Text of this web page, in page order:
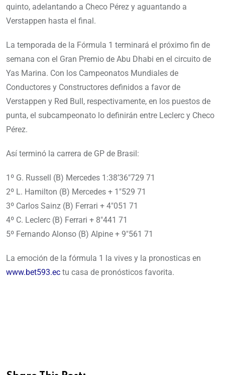
quinto, adelantando a Checo Pérez y aguantando a
Verstappen hasta el final.
La temporada de la Fórmula 1 terminará el próximo fin de
semana con el Gran Premio de Abu Dhabi en el circuito de
Yas Marina. Con los Campeonatos Mundiales de
Conductores y Constructores definidos a favor de
Verstappen y Red Bull, respectivamente, en los puestos de
punta, el subcampeonato lo definirán entre Leclerc y Checo
Pérez.
Así terminó la carrera de GP de Brasil:
1º G. Russell (B) Mercedes 1:38’36″729 71
2º L. Hamilton (B) Mercedes + 1″529 71
3º Carlos Sainz (B) Ferrari + 4″051 71
4º C. Leclerc (B) Ferrari + 8″441 71
5º Fernando Alonso (B) Alpine + 9″561 71
La emoción de la fórmula 1 la vives y la pronosticas en
www.bet593.ec tu casa de pronósticos favorita.